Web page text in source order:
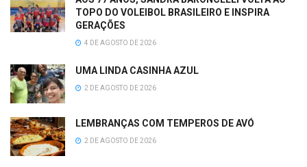
TOPO DO VOLEIBOL BRASILEIRO E INSPIRA
GERAÇÕES
4 DE AGOSTO DE 2026
UMA LINDA CASINHA AZUL
2 DE AGOSTO DE 2026
LEMBRANÇAS COM TEMPEROS DE AVÓ
2 DE AGOSTO DE 2026